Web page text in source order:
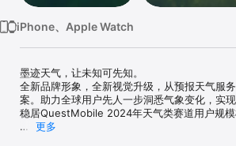
iPhone、Apple Watch
墨迹天气，让未知可先知。
全新品牌形象，全新视觉升级，从预报天气服
案。助力全球用户先人一步洞悉气象变化，实现
稳居QuestMobile 2024年天气类赛道用户规模
更多